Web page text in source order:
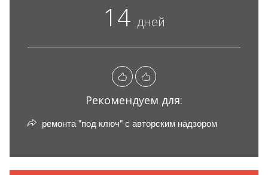
14 дней
Рекомендуем для:
ремонта "под ключ" с авторским надзором